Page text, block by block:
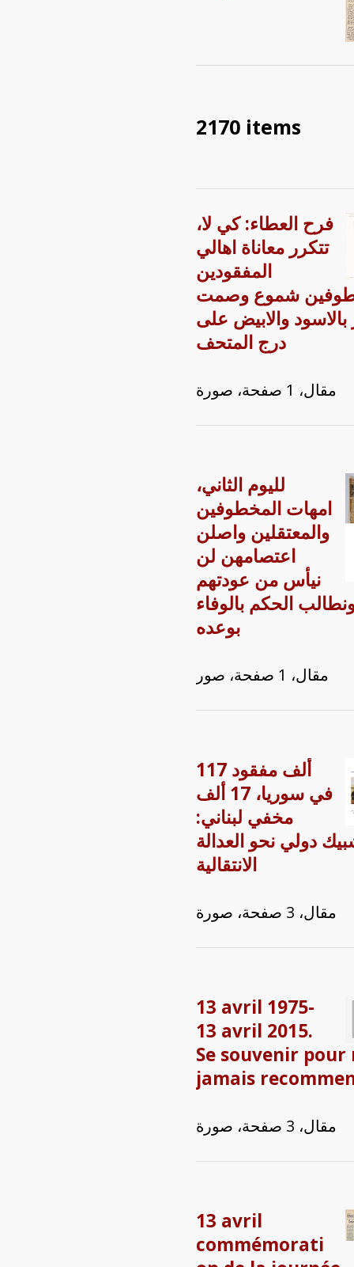
2170 items
،فرح العطاء: كي لا
تتكرر معاناة اهالي
المفقودين
شموع وصمت
والابيض على
درج المتحف
مقال، 1 صفحة، صورة
،لليوم الثاني
امهات المخطوفين
والمعتقلين واصلن
اعتصامهن لن
نيأس من عودتهم
الحكم بالوفاء
بوعده
مقال، 1 صفحة، صور
117 ألف مفقود
في سوريا، 17 ألف
مخفي لبناني:
دولي نحو العدالة
الانتقالية
مقال، 3 صفحة، صورة
13 avril 1975-
13 avril 2015.
Se souvenir pour
jamais
مقال، 3 صفحة، صورة
13 avril
commémorati